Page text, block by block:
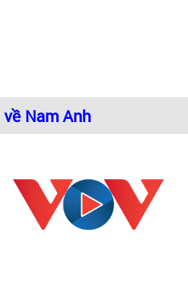
Nam Anh